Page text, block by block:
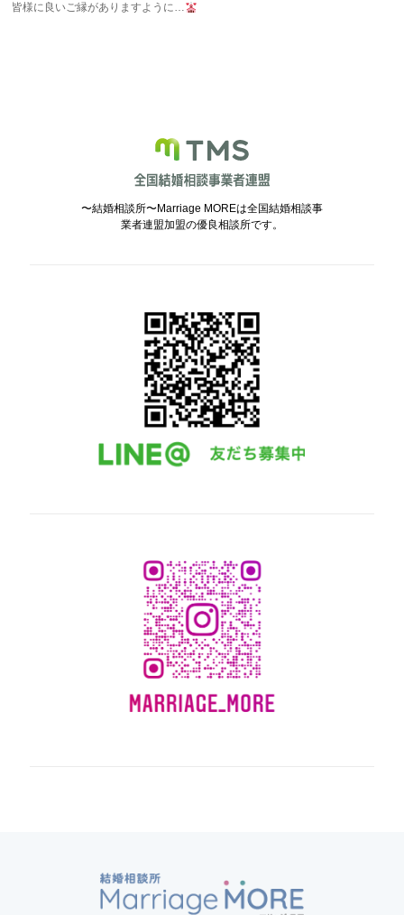
皆様に良いご縁がありますように…
〜結婚相談所〜Marriage MOREは全国結婚相談事
業者連盟加盟の優良相談所です。